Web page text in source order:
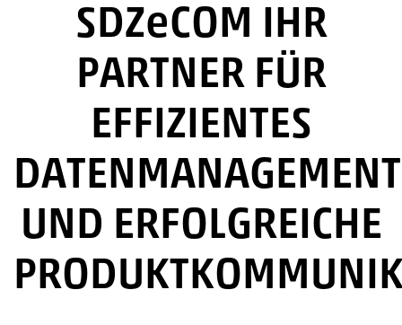
SDZeCOM IHR
PARTNER FÜR
EFFIZIENTES
DATENMANAGEMENT
UND ERFOLGREICHE